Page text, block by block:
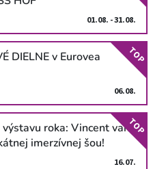
01.08. - 31.08.
DIELNE v Eurovea
06.08.
TOP
roka: Vincent van
imerzívnej šou!
16.07.
TOP